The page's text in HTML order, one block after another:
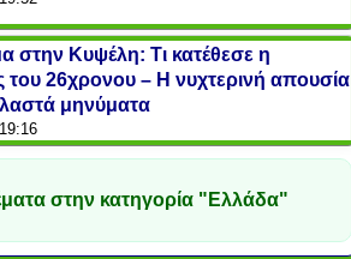
στην Κυψέλη: Τι κατέθεσε η
του 26χρονου – Η νυχτερινή απουσία
μηνύματα
στην κατηγορία "Ελλάδα"